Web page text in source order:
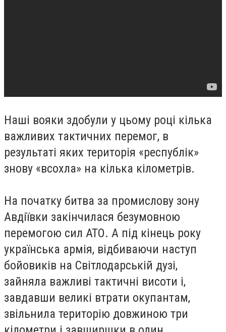
Наші вояки здобули у цьому році кілька
важливих тактичних перемог, в
результаті яких територія «республік»
знову «всохла» на кілька кілометрів.
На початку битва за промислову зону
Авдіївки закінчилася безумовною
перемогою сил АТО. А під кінець року
українська армія, відбиваючи наступ
бойовиків на Світлодарській дузі,
зайняла важливі тактичні висоти і,
завдавши великі втрати окупантам,
звільнила територію довжиною три